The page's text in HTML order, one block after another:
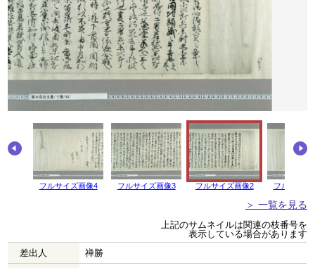
フルサイズ画像4 フルサイズ画像3 フルサイズ画像2 フルサイズ
＞ 一覧を見る
上記のサムネイルは関連の枝番号を
表示している場合があります
差出人
禅勝